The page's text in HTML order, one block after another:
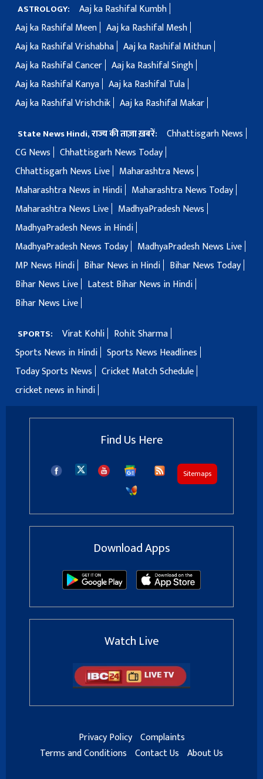
ASTROLOGY:
Aaj ka Rashifal Kumbh
Aaj ka Rashifal Meen Aaj ka Rashifal Mesh
Aaj ka Rashifal Vrishabha Aaj ka Rashifal Mithun
Aaj ka Rashifal Cancer Aaj ka Rashifal Singh
Aaj ka Rashifal Kanya Aaj ka Rashifal Tula
Aaj ka Rashifal Vrishchik Aaj ka Rashifal Makar
State News Hindi, राज्य की ताज़ा ख़बरें:
Chhattisgarh News
CG News
Chhattisgarh News Today
Chhattisgarh News Live
Maharashtra News
Maharashtra News in Hindi
Maharashtra News Today
Maharashtra News Live
MadhyaPradesh News
MadhyaPradesh News in Hindi
MadhyaPradesh News Today
MadhyaPradesh News Live
MP News Hindi
Bihar News in Hindi
Bihar News Today
Bihar News Live
Latest Bihar News in Hindi
Bihar News Live
SPORTS: Virat Kohli
Rohit Sharma
Sports News in Hindi Sports News Headlines
Today Sports News
Cricket Match Schedule
cricket news in hindi
Find Us Here
Sitemaps
Download Apps
Watch Live
Privacy Policy Complaints
Terms and Conditions Contact Us About Us